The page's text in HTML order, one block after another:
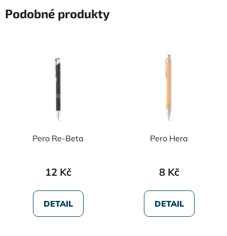
Podobné produkty
Pero Re-Beta
12 Kč
DETAIL
Pero Hera
8 Kč
DETAIL